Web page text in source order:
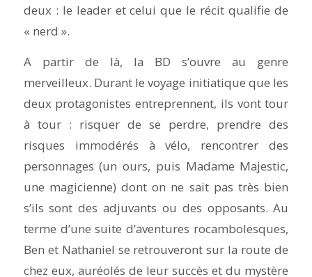
deux : le leader et celui que le récit qualifie de
« nerd ».
A partir de là, la BD s’ouvre au genre
merveilleux. Durant le voyage initiatique que les
deux protagonistes entreprennent, ils vont tour
à tour : risquer de se perdre, prendre des
risques immodérés à vélo, rencontrer des
personnages (un ours, puis Madame Majestic,
une magicienne) dont on ne sait pas très bien
s’ils sont des adjuvants ou des opposants. Au
terme d’une suite d’aventures rocambolesques,
Ben et Nathaniel se retrouveront sur la route de
chez eux, auréolés de leur succès et du mystère